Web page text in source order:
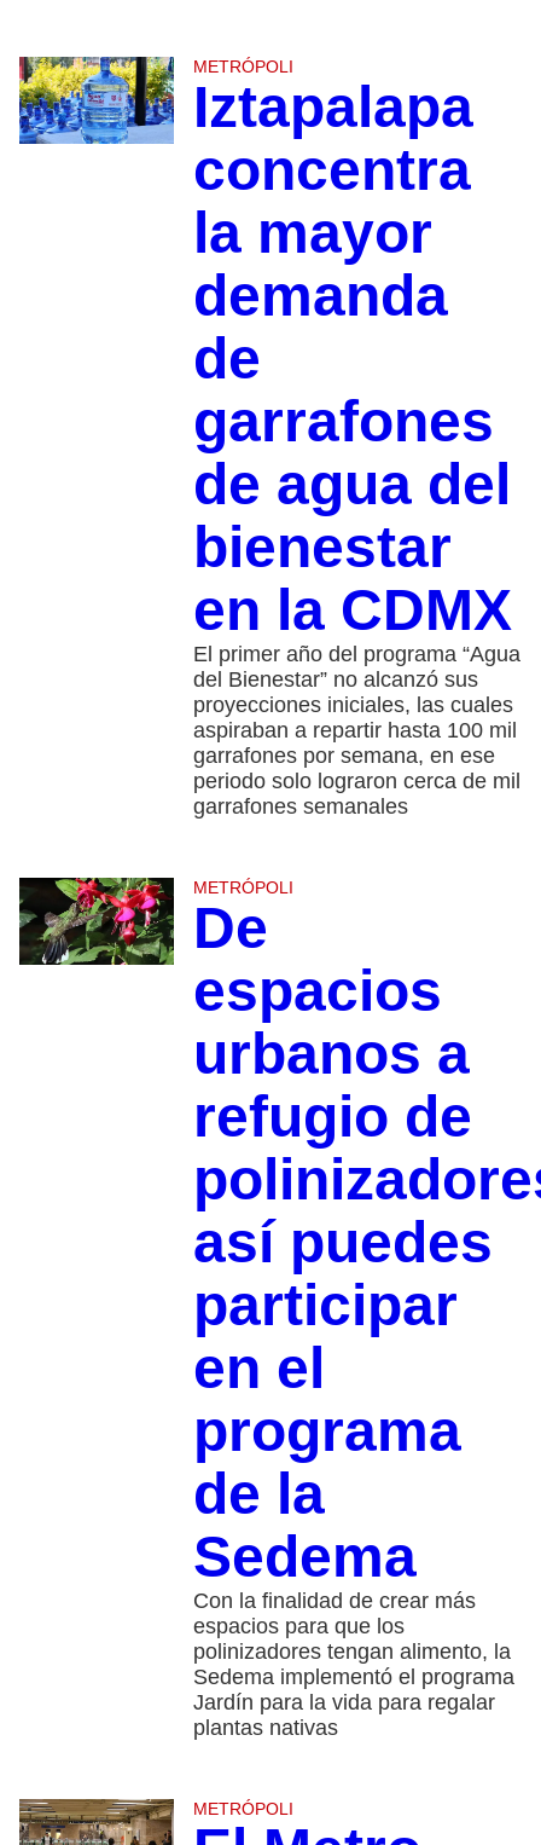
METRÓPOLI
Iztapalapa
concentra
la mayor
demanda
de
garrafones
de agua del
bienestar
en la CDMX
El primer año del programa “Agua
del Bienestar” no alcanzó sus
proyecciones iniciales, las cuales
aspiraban a repartir hasta 100 mil
garrafones por semana, en ese
periodo solo lograron cerca de mil
garrafones semanales
METRÓPOLI
De
espacios
urbanos a
refugio de
así puedes
participar
en el
programa
de la
Sedema
Con la finalidad de crear más
espacios para que los
polinizadores tengan alimento, la
Sedema implementó el programa
Jardín para la vida para regalar
plantas nativas
METRÓPOLI